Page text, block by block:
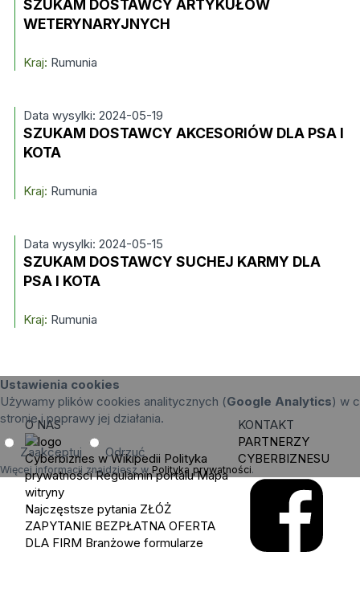
SZUKAM DOSTAWCY ARTYKUŁÓW
WETERYNARYJNYCH
Kraj: Rumunia
Data wysylki: 2024-05-19
SZUKAM DOSTAWCY AKCESORIÓW DLA PSA I
KOTA
Kraj: Rumunia
Data wysylki: 2024-05-15
SZUKAM DOSTAWCY SUCHEJ KARMY DLA
PSA I KOTA
Kraj: Rumunia
Ustawienia cookies
Używamy plików cookies analitycznych (Google Analytics) w
stronie i poprawy jej działania.
Zaakceptuj Odrzuć
Więcej informacji znajdziesz w Polityka prywatności.
O NAS
Cyberbiznes w Wikipedii Polityka
prywatności Regulamin portalu Mapa
witryny
Najczęstsze pytania ZŁÓŻ
ZAPYTANIE BEZPŁATNA OFERTA
DLA FIRM Branżowe formularze
KONTAKT
PARTNERZY
CYBERBIZNESU